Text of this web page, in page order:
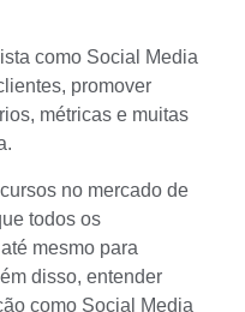
como Social Media
promover
métricas e muitas
no mercado de
todos os
mesmo para
disso, entender
como Social Media